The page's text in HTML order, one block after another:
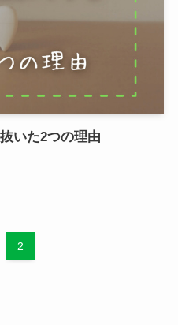
いた2つの理由
2